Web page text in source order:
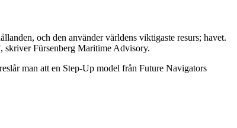
och den använder världens viktigaste resurs; havet.
skriver Fürsenberg Maritime Advisory.
man att en Step-Up model från Future Navigators